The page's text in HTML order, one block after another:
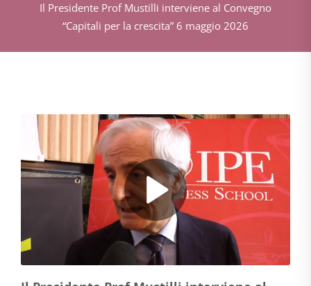
Il Presidente Prof Mustilli interviene al Convegno
“Capitali per la crescita” 6 maggio 2026